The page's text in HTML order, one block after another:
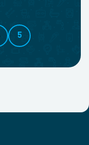
5